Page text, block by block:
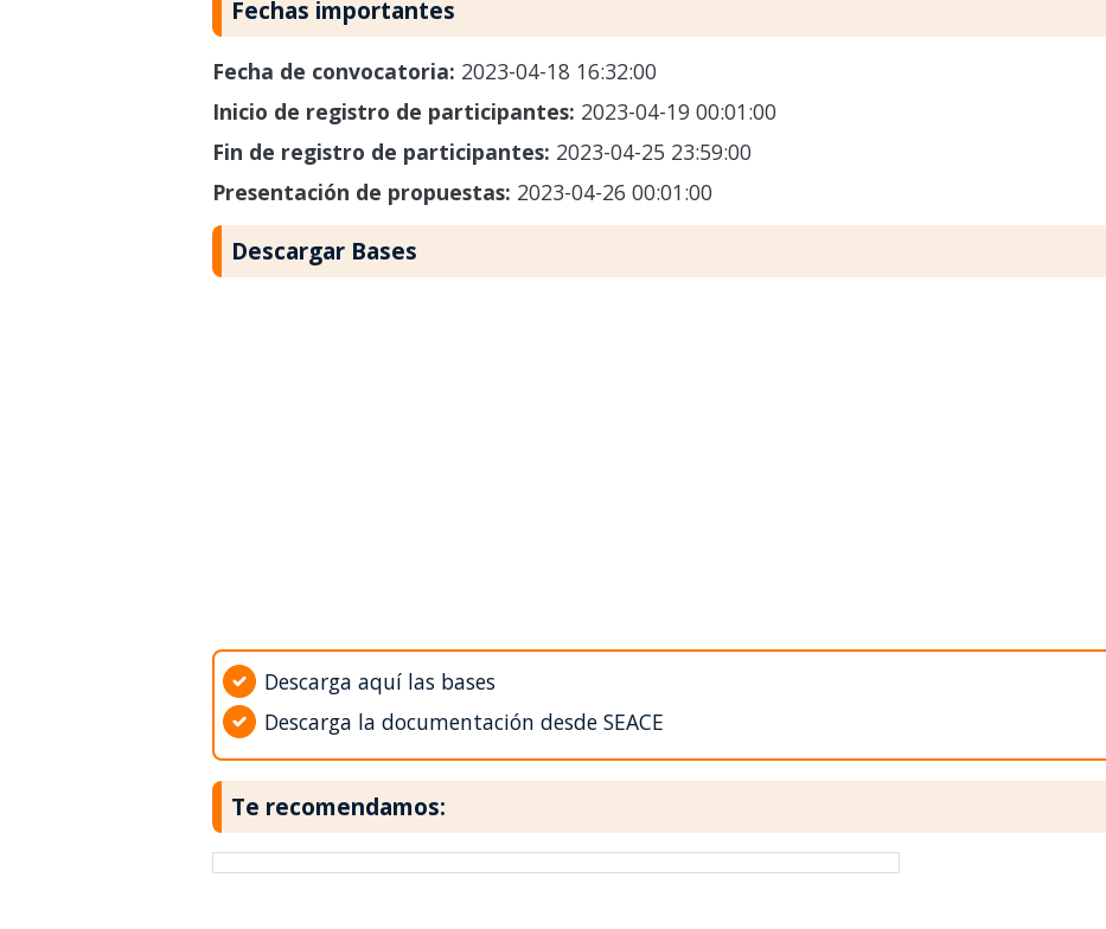
Fechas importantes
Fecha de convocatoria: 2023-04-18 16:32:00
Inicio de registro de participantes: 2023-04-19 00:01:00
Fin de registro de participantes: 2023-04-25 23:59:00
Presentación de propuestas: 2023-04-26 00:01:00
Descargar Bases
Descarga aquí las bases
Descarga la documentación desde SEACE
Te recomendamos: